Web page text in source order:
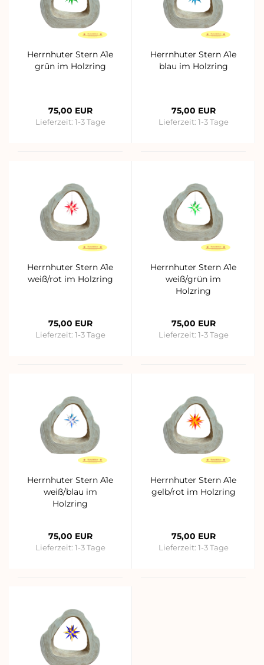
Herrnhuter Stern A1e
grün im Holzring
75,00 EUR
Lieferzeit: 1-3 Tage
Herrnhuter Stern A1e
blau im Holzring
75,00 EUR
Lieferzeit: 1-3 Tage
Herrnhuter Stern A1e
weiß/rot im Holzring
75,00 EUR
Lieferzeit: 1-3 Tage
Herrnhuter Stern A1e
weiß/grün im
Holzring
75,00 EUR
Lieferzeit: 1-3 Tage
Herrnhuter Stern A1e
weiß/blau im
Holzring
75,00 EUR
Lieferzeit: 1-3 Tage
Herrnhuter Stern A1e
gelb/rot im Holzring
75,00 EUR
Lieferzeit: 1-3 Tage